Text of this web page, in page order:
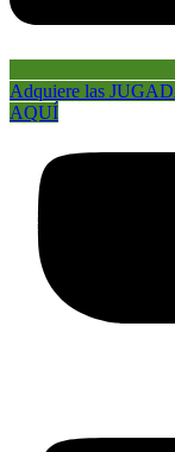
Adquiere las
AQUÍ